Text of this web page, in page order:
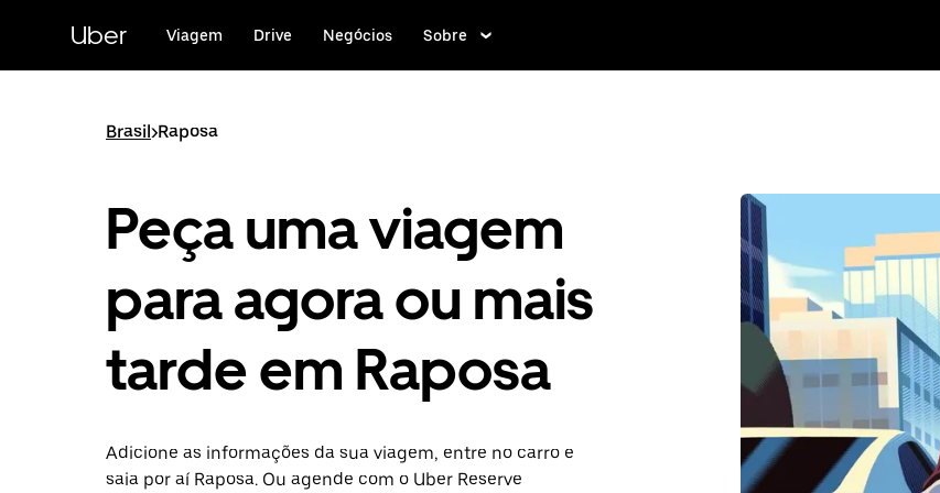
conteúdo
Uber Viagem Drive Negócios Sobre
Brasil>Raposa
Peça uma viagem
para agora ou mais
tarde em Raposa
Adicione as informações da sua viagem, entre no carro e
saia por aí Raposa. Ou agende com o Uber Reserve